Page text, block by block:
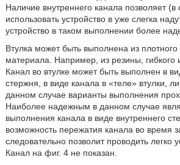
Наличие внутреннего канала позволяет (в
использовать устройство в уже слегка
устройство в таком выполнении более
Втулка может быть выполнена из плотного
материала. Например, из резины, гибкого
Канал во втулке может быть выполнен в
стержня, в виде канала в «теле» втулки,
данном случае варианты выполнения
Наиболее надежным в данном случае
выполнения канала в виде внутреннего
возможность пережатия канала во время
следовательно позволит проводить легко
Канал на фиг. 4 не показан.